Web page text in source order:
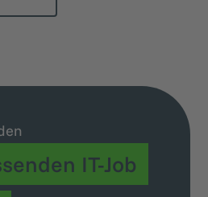
IT-Job